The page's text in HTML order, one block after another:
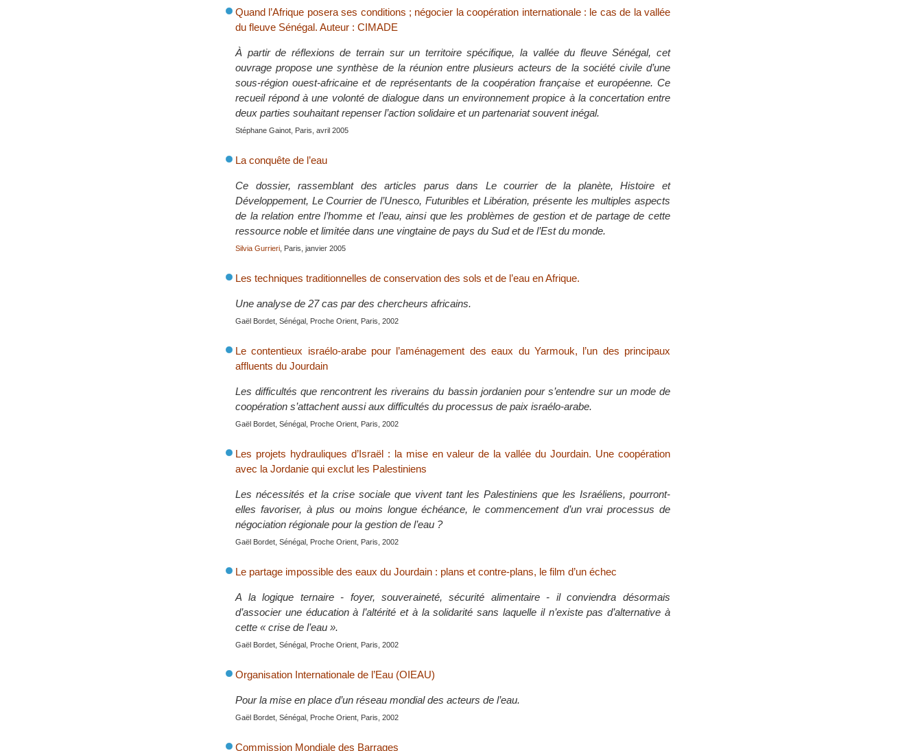
Quand l’Afrique posera ses conditions ; négocier la coopération internationale : le cas de la vallée
du fleuve Sénégal. Auteur : CIMADE
À partir de réflexions de terrain sur un territoire spécifique, la vallée du fleuve Sénégal, cet
ouvrage propose une synthèse de la réunion entre plusieurs acteurs de la société civile d’une
sous-région ouest-africaine et de représentants de la coopération française et européenne. Ce
recueil répond à une volonté de dialogue dans un environnement propice à la concertation entre
deux parties souhaitant repenser l’action solidaire et un partenariat souvent inégal.
Stéphane Gainot, Paris, avril 2005
La conquête de l’eau
Ce dossier, rassemblant des articles parus dans Le courrier de la planète, Histoire et
Développement, Le Courrier de l’Unesco, Futuribles et Libération, présente les multiples aspects
de la relation entre l’homme et l’eau, ainsi que les problèmes de gestion et de partage de cette
ressource noble et limitée dans une vingtaine de pays du Sud et de l’Est du monde.
Silvia Gurrieri , Paris, janvier 2005
Les techniques traditionnelles de conservation des sols et de l’eau en Afrique.
Une analyse de 27 cas par des chercheurs africains.
Gaël Bordet, Sénégal, Proche Orient, Paris, 2002
Le contentieux israélo-arabe pour l’aménagement des eaux du Yarmouk, l’un des principaux
affluents du Jourdain
Les difficultés que rencontrent les riverains du bassin jordanien pour s’entendre sur un mode de
coopération s’attachent aussi aux difficultés du processus de paix israélo-arabe.
Gaël Bordet, Sénégal, Proche Orient, Paris, 2002
Les projets hydrauliques d’Israël : la mise en valeur de la vallée du Jourdain. Une coopération
avec la Jordanie qui exclut les Palestiniens
Les nécessités et la crise sociale que vivent tant les Palestiniens que les Israéliens, pourront-
elles favoriser, à plus ou moins longue échéance, le commencement d’un vrai processus de
négociation régionale pour la gestion de l’eau ?
Gaël Bordet, Sénégal, Proche Orient, Paris, 2002
Le partage impossible des eaux du Jourdain : plans et contre-plans, le film d’un échec
A la logique ternaire - foyer, souveraineté, sécurité alimentaire - il conviendra désormais
d’associer une éducation à l’altérité et à la solidarité sans laquelle il n’existe pas d’alternative à
cette « crise de l’eau ».
Gaël Bordet, Sénégal, Proche Orient, Paris, 2002
Organisation Internationale de l’Eau (OIEAU)
Pour la mise en place d’un réseau mondial des acteurs de l’eau.
Gaël Bordet, Sénégal, Proche Orient, Paris, 2002
Commission Mondiale des Barrages